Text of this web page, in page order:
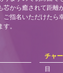
から癒されて距離
ご指名いただけたら
す。
チャ
目